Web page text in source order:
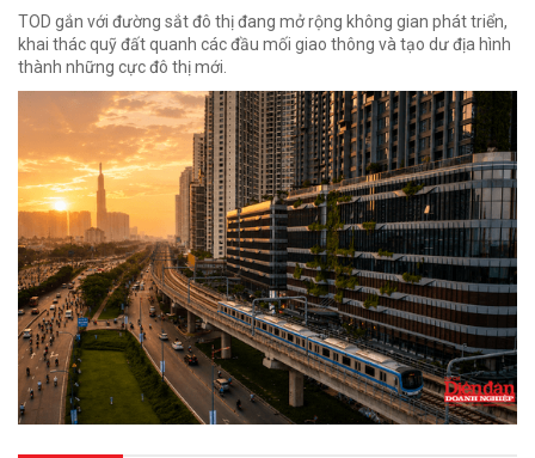
TOD gắn với đường sắt đô thị đang mở rộng không gian phát triển,
khai thác quỹ đất quanh các đầu mối giao thông và tạo dư địa hình
thành những cực đô thị mới.